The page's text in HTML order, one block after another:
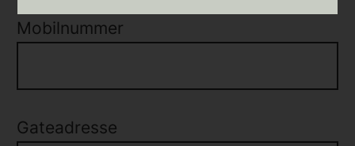
Mobilnummer
Gateadresse